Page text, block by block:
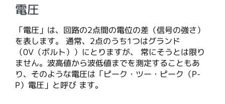
電圧
「電圧」は、回路の2点間の電位の差（信号の強さ）
を表します。 通常、2点のうち1つはグランド
（0V（ボルト））にとりますが、 常にそうとは限り
ません。波高値から波低値までを測定することもあ
り、そのような電圧は「ピーク・ツー・ピーク（P-
P）電圧」と呼び ます。